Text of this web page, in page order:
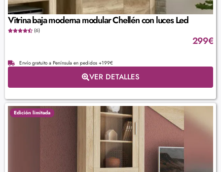
Vitrina baja moderna modular Chellén con luces Led
(6)
299€
Envío gratuito a Península en pedidos +199€
VER DETALLES
Edición limitada